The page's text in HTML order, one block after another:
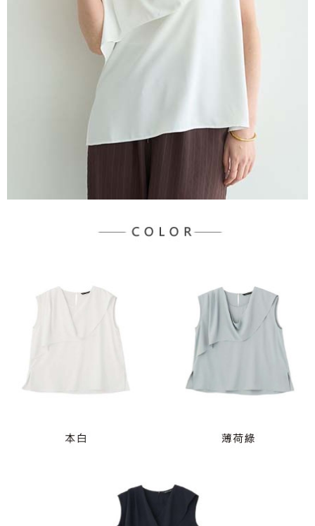
１．透過由恩沛科技股份有限公司提供之「AFTEE先享後付」服務完成之交
易，需依本服務之必要範圍內提供個人資料，並將交易相關給付款項請求債
權轉讓予恩沛科技股份有限公司。
２．關於個人資料處理事宜，請瀏覽以下網址：
https://aftee.tw/terms/#terms3
３．未成年的使用者請事先徵得法定代理人或監護人之同意方可使用
「AFTEE先享後付」，若未經同意申辦者引起之損失，本公司不負相關責
４．使用「AFTEE先享後付」時，將依據個別帳號之用戶狀況，依本公司即
時審查核予不同之上限額度；若仍有額度不足之情形，本公司將視審查結果
請求用戶進行身份認證。
５．嚴禁一人註冊多個帳號或使用他人資訊註冊。若發現惡意使用之情形，
恩沛科技股份有限公司將有權停止該用戶之使用額度並採取法律行動。
每筆NT$60，滿NT$888(含以上)免運費
每筆NT$60，滿NT$888(含以上)免運費
每筆NT$90，滿NT$888(含以上)免運費